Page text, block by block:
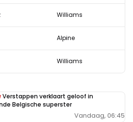
Williams
Alpine
Williams
Verstappen verklaart geloof in
Belgische superster
Vandaag, 06:45